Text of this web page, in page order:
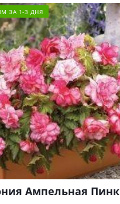
ЗА 1-3 ДНЯ
Ампельная Пинк